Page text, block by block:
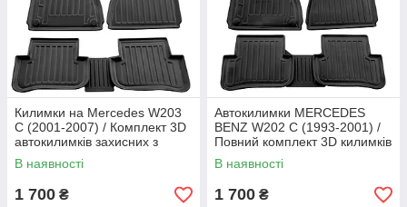
Килимки на Mercedes W203
C (2001-2007) / Комплект 3D
автокилимків захисних з
бортиком
В наявності
1 700 ₴
Автокилимки MERCEDES
BENZ W202 C (1993-2001) /
Повний комплект 3D килимків
в салон автомобіля
В наявності
1 700 ₴